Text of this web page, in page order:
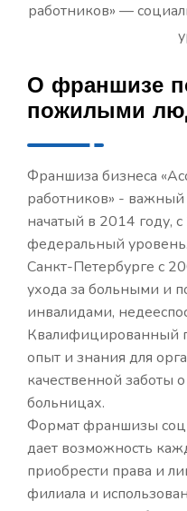
работников» —
О франшизе
пожилыми
Франшиза бизнеса
работников» -
начатый в 2014 году,
федеральный
Санкт-Петербурге с
ухода за больными и
инвалидами,
Квалифицированный
опыт и знания для
качественной заботы
больницах.
Формат франшизы
дает возможность
приобрести права и
филиала и